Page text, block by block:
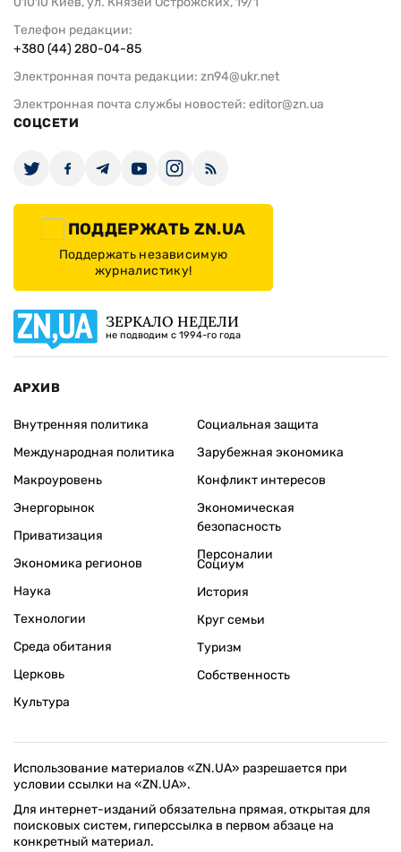
Телефон редакции:
+380 (44) 280-04-85
Электронная почта редакции: zn94@ukr.net
Электронная почта службы новостей: editor@zn.ua
СОЦСЕТИ
ПОДДЕРЖАТЬ ZN.UA
Поддержать независимую
журналистику!
ЗЕРКАЛО НЕДЕЛИ
не подводим с 1994-го года
АРХИВ
Внутренняя политика
Международная политика
Макроуровень
Энергорынок
Приватизация
Экономика регионов
Социальная защита
Зарубежная экономика
Конфликт интересов
Экономическая
безопасность
Персоналии
Наука
Технологии
Среда обитания
Церковь
Культура
Социум
История
Круг семьи
Туризм
Собственность
Использование материалов «ZN.UA» разрешается при
условии ссылки на «ZN.UA».
Для интернет-изданий обязательна прямая, открытая для
поисковых систем, гиперссылка в первом абзаце на
конкретный материал.